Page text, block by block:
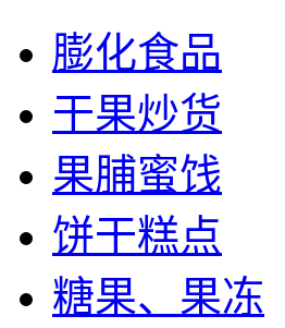
膨化食品
干果炒货
果脯蜜饯
饼干糕点
糖果、果冻